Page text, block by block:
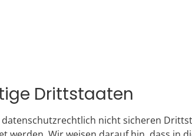
Drittstaaten
nicht sicheren